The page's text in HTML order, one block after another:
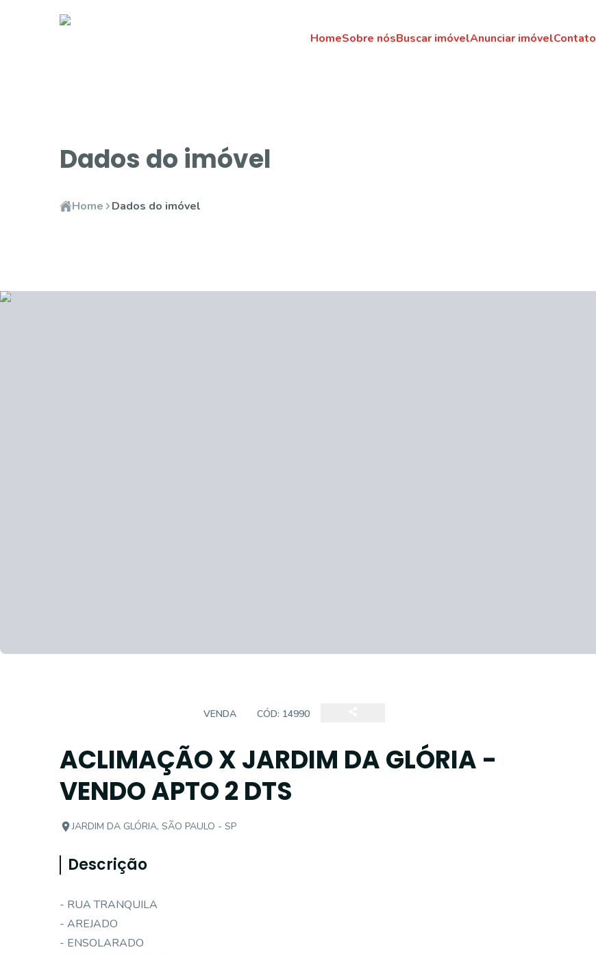
HomeSobre nósBuscar imóvelAnunciar imóvelContato
Dados do imóvel
Home Dados do imóvel
VENDA CÓD: 14990
ACLIMAÇÃO X JARDIM DA GLÓRIA -
VENDO APTO 2 DTS
JARDIM DA GLÓRIA, SÃO PAULO - SP
Descrição
- RUA TRANQUILA
- AREJADO
- ENSOLARADO